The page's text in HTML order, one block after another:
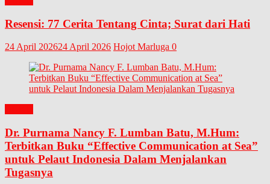
Resensi: 77 Cerita Tentang Cinta; Surat dari Hati
24 April 202624 April 2026 Hojot Marluga 0
Dr. Purnama Nancy F. Lumban Batu, M.Hum:
Terbitkan Buku “Effective Communication at Sea”
untuk Pelaut Indonesia Dalam Menjalankan
Tugasnya